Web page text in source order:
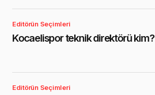
Editörün Seçimleri
Kocaelispor teknik direktörü kim?
Editörün Seçimleri